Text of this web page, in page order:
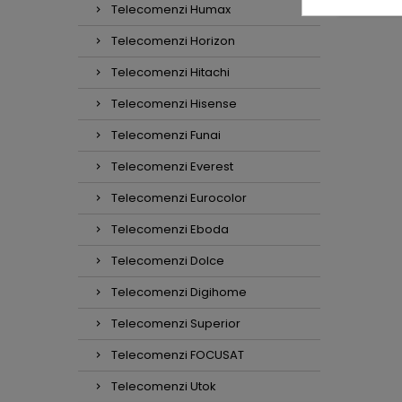
Telecomenzi Humax
Telecomenzi Horizon
Telecomenzi Hitachi
Telecomenzi Hisense
Telecomenzi Funai
Telecomenzi Everest
Telecomenzi Eurocolor
Telecomenzi Eboda
Telecomenzi Dolce
Telecomenzi Digihome
Telecomenzi Superior
Telecomenzi FOCUSAT
Telecomenzi Utok
In stoc